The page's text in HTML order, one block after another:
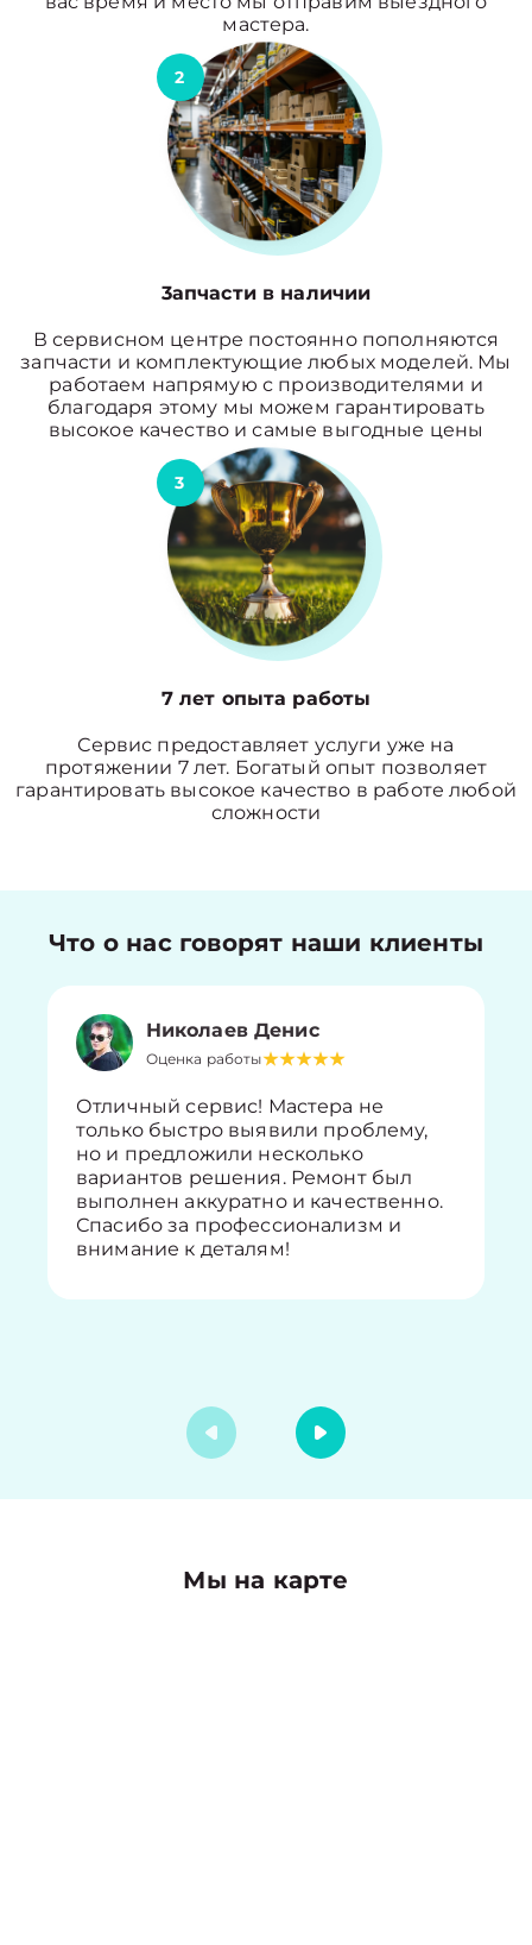
мастера.
2
3апчасти в наличии
В сервисном центре постоянно пополняются
запчасти и комплектующие любых моделей. Мы
работаем напрямую с производителями и
благодаря этому мы можем гарантировать
высокое качество и самые выгодные цены
3
7 лет опыта работы
Сервис предоставляет услуги уже на
протяжении 7 лет. Богатый опыт позволяет
гарантировать высокое качество в работе любой
сложности
Что о нас говорят наши клиенты
Николаев Денис
Оценка работы
Отличный сервис! Мастера не
только быстро выявили проблему,
но и предложили несколько
вариантов решения. Ремонт был
выполнен аккуратно и качественно.
Спасибо за профессионализм и
внимание к деталям!
Мы на карте